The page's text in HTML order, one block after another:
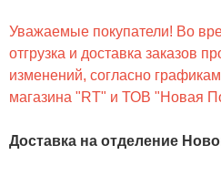
Уважаемые покупатели! Во
отгрузка и доставка заказов
изменений, согласно
магазина "RT" и ТОВ "Новая
Доставка на отделение